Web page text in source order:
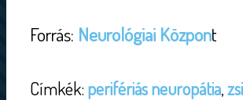
Forrás: Neurológiai Központ
Címkék: perifériás neuropátia,